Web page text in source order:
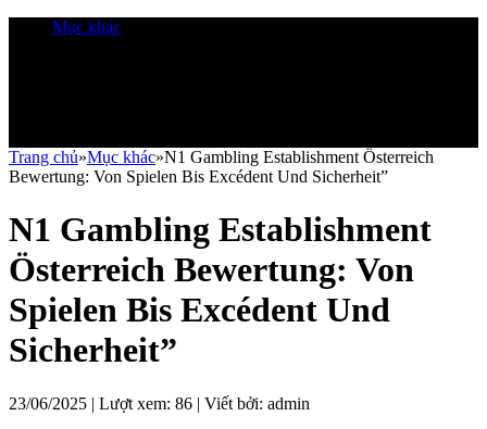
Mục khác
Trang chủ»Mục khác»N1 Gambling Establishment Österreich
Bewertung: Von Spielen Bis Excédent Und Sicherheit”
N1 Gambling Establishment
Österreich Bewertung: Von
Spielen Bis Excédent Und
Sicherheit”
23/06/2025 | Lượt xem: 86 | Viết bởi: admin